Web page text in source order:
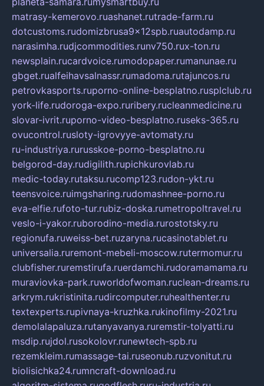
matrasy-kemerovo.ruashanet.rutrade-farm.ru
dotcustoms.rudomizbrusa9x12spb.ruautodamp.ru
narasimha.rudjcommodities.runv750.rux-ton.ru
newsplain.rucardvoice.rumodopaper.rumanunae.ru
gbget.rualfeihavsalnassr.rumadoma.rutajuncos.ru
petrovkasports.ruporno-online-besplatno.rusplclub.ru
york-life.rudoroga-expo.ruribery.rucleanmedicine.ru
slovar-ivrit.ruporno-video-besplatno.ruseks-365.ru
ovucontrol.rusloty-igrovyye-avtomaty.ru
ru-industriya.rurusskoe-porno-besplatno.ru
belgorod-day.rudigilith.rupichkurovlab.ru
medic-today.rutaksu.rucomp123.rudon-ykt.ru
teensvoice.ruimgsharing.rudomashnee-porno.ru
eva-elfie.rufoto-tur.rubiz-doska.rumetropoltravel.ru
veslo-i-yakor.ruborodino-media.rurostotsky.ru
regionufa.ruweiss-bet.ruzaryna.rucasinotablet.ru
universalia.ruremont-mebeli-moscow.rutermomur.ru
clubfisher.ruremstirufa.ruerdamchi.rudoramamama.ru
muraviovka-park.ruworldofwoman.ruclean-dreams.ru
arkrym.rukristinita.rudircomputer.ruhealthenter.ru
textexperts.rupivnaya-kruzhka.rukinofilmy-2021.ru
demolalapaluza.rutanyavanya.ruremstir-tolyatti.ru
msdip.rujdol.rusokolovr.runewtech-spb.ru
rezemkleim.rumassage-tai.ruseonub.ruzvonitut.ru
biolisichka24.rumncraft-download.ru